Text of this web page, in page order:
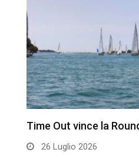
Time Out vince la
26 Luglio 2026